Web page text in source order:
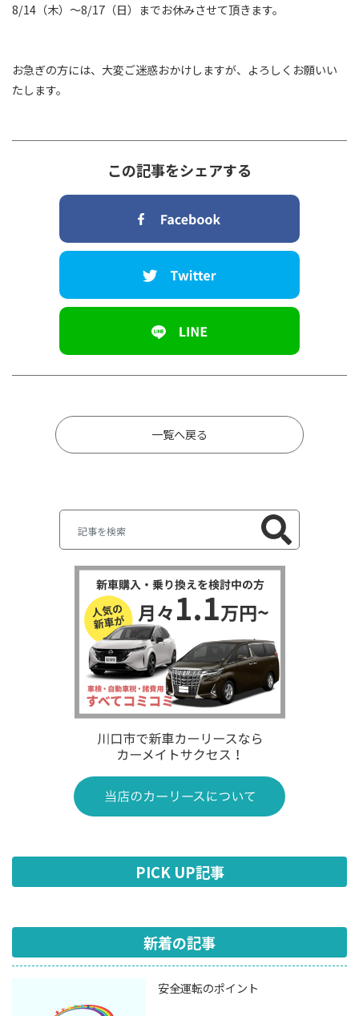
8/14（木）～8/17（日）までお休みさせて頂きます。
お急ぎの方には、大変ご迷惑おかけしますが、よろしくお願いい
たします。
この記事をシェアする
一覧へ戻る
PICK UP記事
新着の記事
安全運転のポイント